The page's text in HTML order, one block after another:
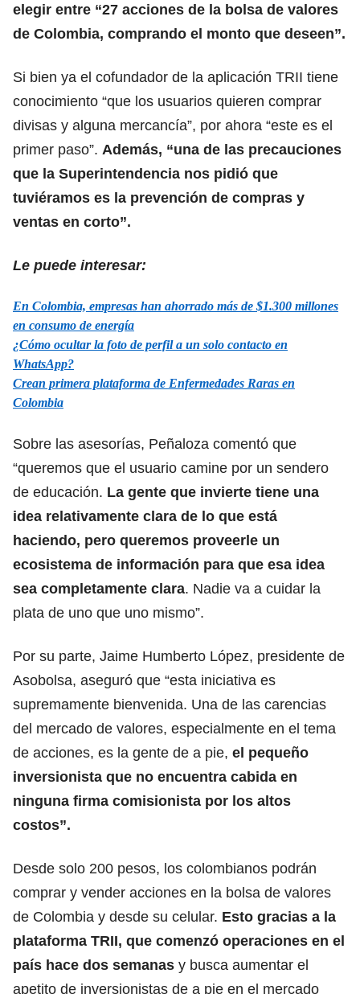
elegir entre “27 acciones de la bolsa de valores
de Colombia, comprando el monto que deseen”.
Si bien ya el cofundador de la aplicación TRII tiene
conocimiento “que los usuarios quieren comprar
divisas y alguna mercancía”, por ahora “este es el
primer paso”. Además, “una de las precauciones
que la Superintendencia nos pidió que
tuviéramos es la prevención de compras y
ventas en corto”.
Le puede interesar:
En Colombia, empresas han ahorrado más de $1.300 millones
en consumo de energía
¿Cómo ocultar la foto de perfil a un solo contacto en
WhatsApp?
Crean primera plataforma de Enfermedades Raras en
Colombia
Sobre las asesorías, Peñaloza comentó que
“queremos que el usuario camine por un sendero
de educación. La gente que invierte tiene una
idea relativamente clara de lo que está
haciendo, pero queremos proveerle un
ecosistema de información para que esa idea
sea completamente clara. Nadie va a cuidar la
plata de uno que uno mismo”.
Por su parte, Jaime Humberto López, presidente de
Asobolsa, aseguró que “esta iniciativa es
supremamente bienvenida. Una de las carencias
del mercado de valores, especialmente en el tema
de acciones, es la gente de a pie, el pequeño
inversionista que no encuentra cabida en
ninguna firma comisionista por los altos
costos”.
Desde solo 200 pesos, los colombianos podrán
comprar y vender acciones en la bolsa de valores
de Colombia y desde su celular. Esto gracias a la
plataforma TRII, que comenzó operaciones en el
país hace dos semanas y busca aumentar el
apetito de inversionistas de a pie en el mercado